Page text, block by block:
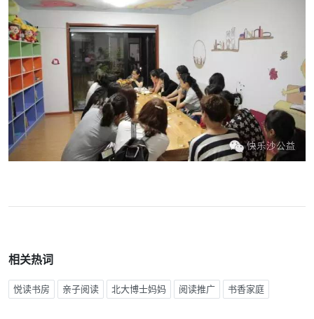
相关热词
悦读书房 亲子阅读 北大博士妈妈 阅读推广 书香家庭